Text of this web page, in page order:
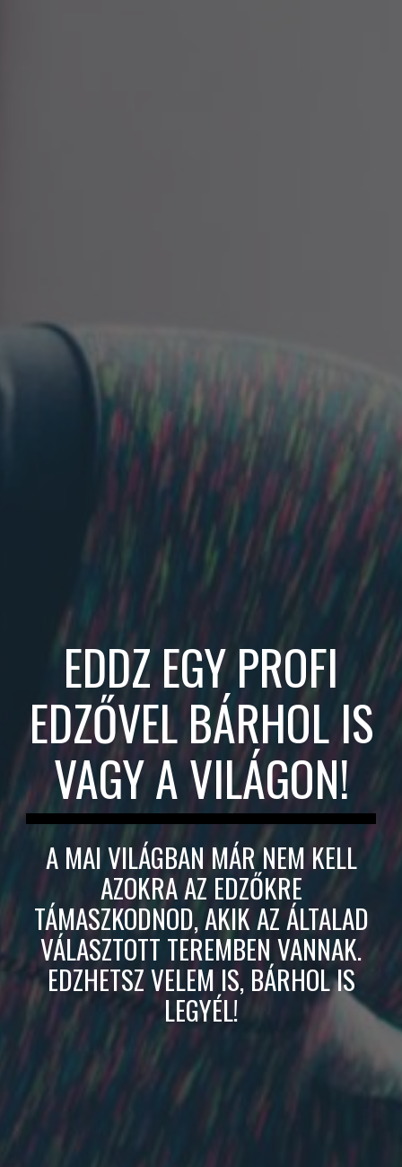
EDDZ EGY PROFI
EDZŐVEL BÁRHOL IS
VAGY A VILÁGON!
A MAI VILÁGBAN MÁR NEM KELL
AZOKRA AZ EDZŐKRE
TÁMASZKODNOD, AKIK AZ ÁLTALAD
VÁLASZTOTT TEREMBEN VANNAK.
EDZHETSZ VELEM IS, BÁRHOL IS
LEGYÉL!